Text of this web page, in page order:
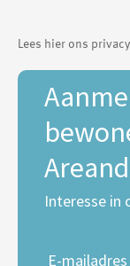
Lees hier ons
Interesse in
E-